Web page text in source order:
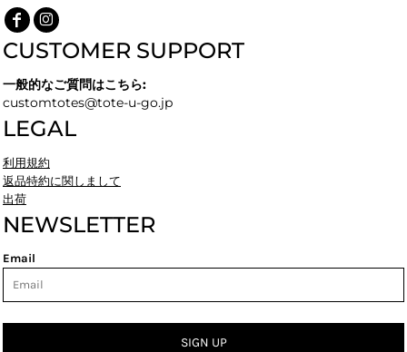
CUSTOMER SUPPORT
一般的なご質問はこちら:
customtotes@tote-u-go.jp
LEGAL
利用規約
返品特約に関しまして
出荷
NEWSLETTER
Email
SIGN UP